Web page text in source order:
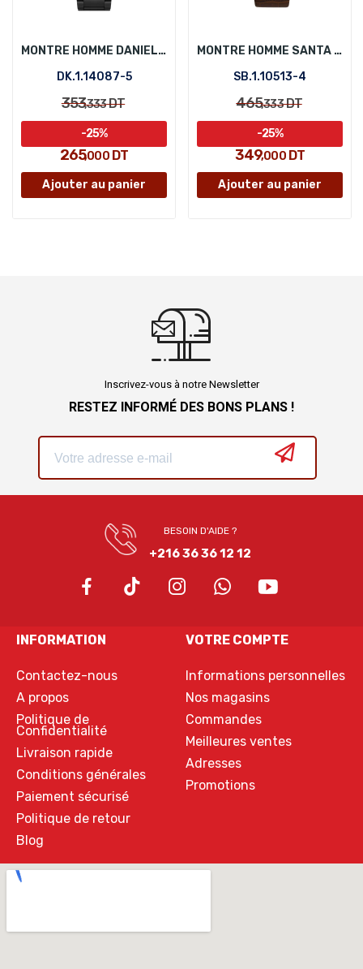
MONTRE HOMME DANIEL KLEIN DK.1.14087-5
DK.1.14087-5
353,333DT
265,000DT
-25%
Ajouter au panier
MONTRE HOMME SANTA BARBARA POLO SB.1.10513-4
SB.1.10513-4
465,333DT
349,000DT
-25%
Ajouter au panier
Inscrivez-vous à notre Newsletter
RESTEZ INFORMÉ DES BONS PLANS !
BESOIN D'AIDE ?
+216 36 36 12 12
INFORMATION
Contactez-nous
A propos
Politique de
Confidentialité
Livraison rapide
Conditions générales
Paiement sécurisé
Politique de retour
Blog
VOTRE COMPTE
Informations personnelles
Nos magasins
Commandes
Meilleures ventes
Adresses
Promotions